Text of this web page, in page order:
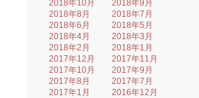
2018年10月
2018年9月
2018年8月
2018年7月
2018年6月
2018年5月
2018年4月
2018年3月
2018年2月
2018年1月
2017年12月
2017年11月
2017年10月
2017年9月
2017年8月
2017年7月
2017年1月
2016年12月